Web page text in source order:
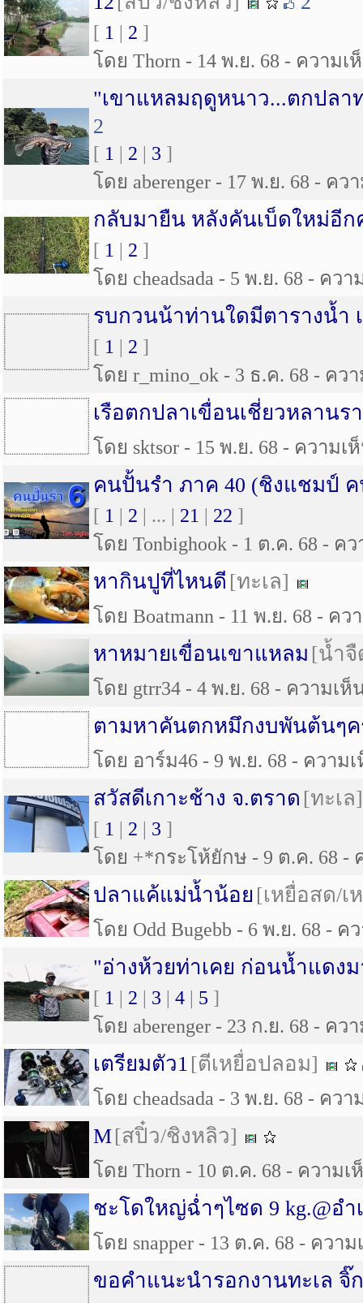
[ 1 | 2 ]
โดย Thorn - 14 พ.ย. 68 - ความเ
"เขาแหลมฤดูหนาว...ตกปลา
2
[ 1 | 2 | 3 ]
โดย aberenger - 17 พ.ย. 68 - คว
กลับมายืน หลังคันเบ็ดใหม่อีก
[ 1 | 2 ]
โดย cheadsada - 5 พ.ย. 68 - ควา
รบกวนน้าท่านใดมีตารางน้ำ
[ 1 | 2 ]
โดย r_mino_ok - 3 ธ.ค. 68 - คว
เรือตกปลาเขื่อนเชี่ยวหลานร
โดย sktsor - 15 พ.ย. 68 - ความเ
คนปั้นรำ ภาค 40 (ชิงแชมป์
[ 1 | 2 | ... | 21 | 22 ]
โดย Tonbighook - 1 ต.ค. 68 - ค
หากินปูที่ไหนดี [ทะเล]
โดย Boatmann - 11 พ.ย. 68 - คว
หาหมายเขื่อนเขาแหลม [น้ำ
โดย gtrr34 - 4 พ.ย. 68 - ความเห็
ตามหาคันตกหมึกงบพันต้นๆ
โดย อาร์ม46 - 9 พ.ย. 68 - ความ
สวัสดีเกาะช้าง จ.ตราด [ทะเล]
[ 1 | 2 | 3 ]
โดย +*กระโห้ยักษ - 9 ต.ค. 68 -
ปลาแค้แม่น้ำน้อย [เหยื่อสด/เ
โดย Odd Bugebb - 6 พ.ย. 68 - ค
"อ่างห้วยท่าเคย ก่อนน้ำแดงม
[ 1 | 2 | 3 | 4 | 5 ]
โดย aberenger - 23 ก.ย. 68 - คว
เตรียมตัว1 [ตีเหยื่อปลอม]
โดย cheadsada - 3 พ.ย. 68 - ควา
M[สปิ๋ว/ชิงหลิว]
โดย Thorn - 10 ต.ค. 68 - ความเ
ชะโดใหญ่ฉํ่าๆไซด 9 kg.@อ
โดย snapper - 13 ต.ค. 68 - ความ
ขอคำแนะนำรอกงานทะเล จิ๊